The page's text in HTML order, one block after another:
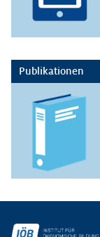
Publikationen